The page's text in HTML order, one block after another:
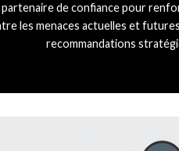
de confiance pour
les menaces actuelles et
recommandations